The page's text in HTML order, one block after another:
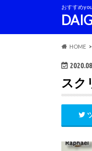
おすすめ
HOME
スク